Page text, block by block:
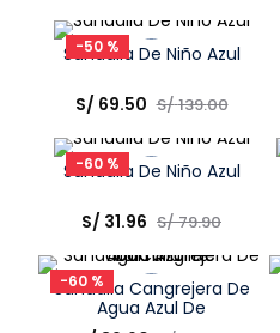
Elige una opción
-50 %
Talla
Elige una opción
Sandalia De Niño Azul
S/ 69.50 S/139.00
-60 %
Elige una opción
COMPRAR
Sandalia De Niño Azul
S/ 31.96 S/79.90
-60 %
Sandalia Cangrejera De
Agua Azul De
Caminante